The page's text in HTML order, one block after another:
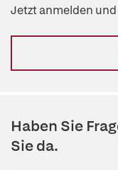
Jetzt anmelden
Haben Sie
Sie da.